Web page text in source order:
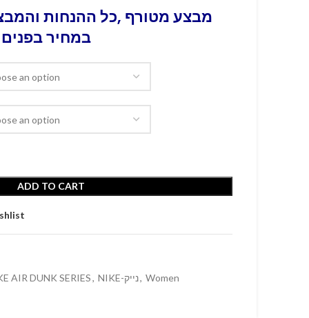
מבצע מטורף ,כל ההנחות
במחיר
ADD TO CART
AIR DUNK SERIES, NIKE-נייק, Women